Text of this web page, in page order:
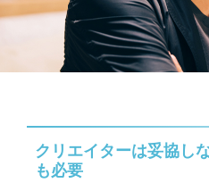
クリエイターは妥協し
も必要